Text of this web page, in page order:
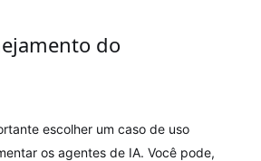
do
escolher um caso de uso
os agentes de IA. Você pode,